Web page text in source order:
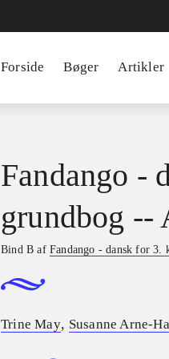
Forside Bøger Artikler
Fandango -
grundbog --
Bind B afFandango - dansk for 3.
Trine May, Susanne Arne-